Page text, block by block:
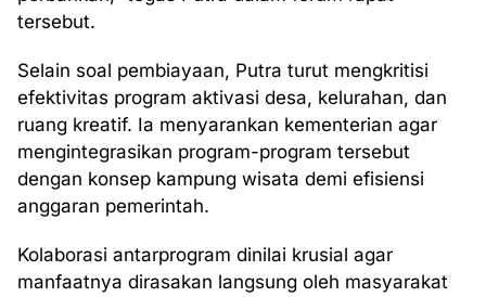
tersebut.
Selain soal pembiayaan, Putra turut mengkritisi
efektivitas program aktivasi desa, kelurahan, dan
ruang kreatif. Ia menyarankan kementerian agar
mengintegrasikan program-program tersebut
dengan konsep kampung wisata demi efisiensi
anggaran pemerintah.
Kolaborasi antarprogram dinilai krusial agar
manfaatnya dirasakan langsung oleh masyarakat